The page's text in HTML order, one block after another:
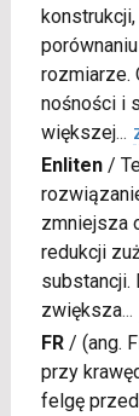
rozmiarze.
nośności i
większej...
Enliten/
zmniejsza
redukcji
substancji.
zwiększa...
FR/ (ang.
przy
felgę